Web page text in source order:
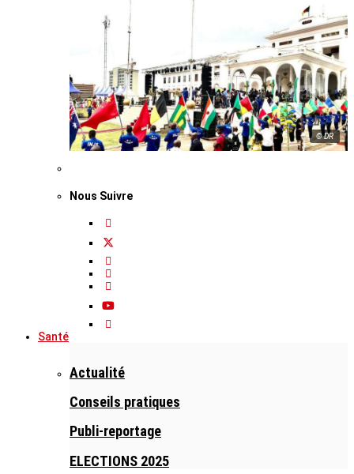
© DR
Nous Suivre
Santé
Actualité
Conseils pratiques
Publi-reportage
ELECTIONS 2025